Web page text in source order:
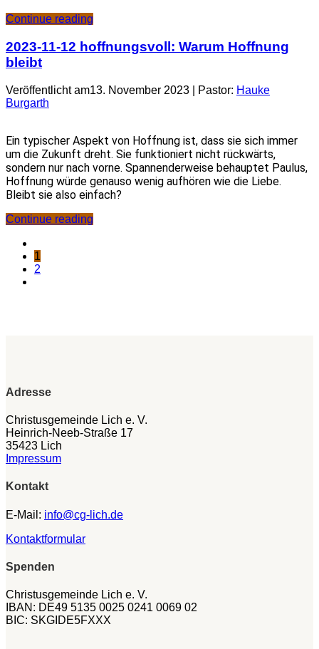
Continue reading
2023-11-12 hoffnungsvoll: Warum Hoffnung
bleibt
Veröffentlicht am13. November 2023 | Pastor: Hauke
Burgarth
Ein typischer Aspekt von Hoffnung ist, dass sie sich immer
um die Zukunft dreht. Sie funktioniert nicht rückwärts,
sondern nur nach vorne. Spannenderweise behauptet Paulus,
Hoffnung würde genauso wenig aufhören wie die Liebe.
Bleibt sie also einfach?
Continue reading
1
2
Adresse
Christusgemeinde Lich e. V.
Heinrich-Neeb-Straße 17
35423 Lich
Impressum
Kontakt
E-Mail: info@cg-lich.de
Kontaktformular
Spenden
Christusgemeinde Lich e. V.
IBAN: DE49 5135 0025 0241 0069 02
BIC: SKGIDE5FXXX